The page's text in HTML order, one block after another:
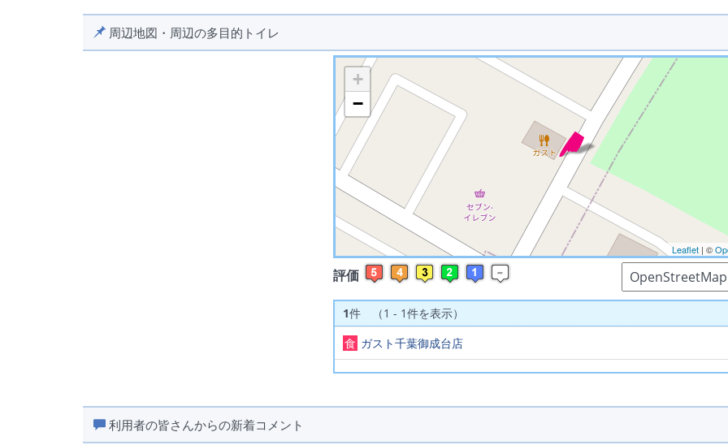
周辺地図・周辺の多目的トイレ
※ マップを検索、表示中です ※
+
−
Leaflet| ©
評価
1件 （1 - 1件を表示）
食 ガスト千葉御成台店
利用者の皆さんからの新着コメント